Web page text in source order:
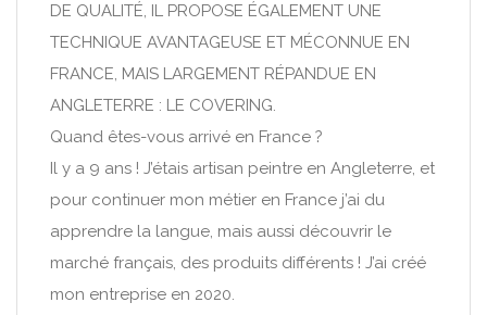
DE QUALITÉ, IL PROPOSE ÉGALEMENT UNE
TECHNIQUE AVANTAGEUSE ET MÉCONNUE EN
FRANCE, MAIS LARGEMENT RÉPANDUE EN
ANGLETERRE : LE COVERING.
Quand êtes-vous arrivé en France ?
Il y a 9 ans ! J’étais artisan peintre en Angleterre, et
pour continuer mon métier en France j’ai du
apprendre la langue, mais aussi découvrir le
marché français, des produits différents ! J’ai créé
mon entreprise en 2020.